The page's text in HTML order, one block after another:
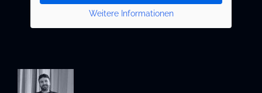
Weitere Informationen